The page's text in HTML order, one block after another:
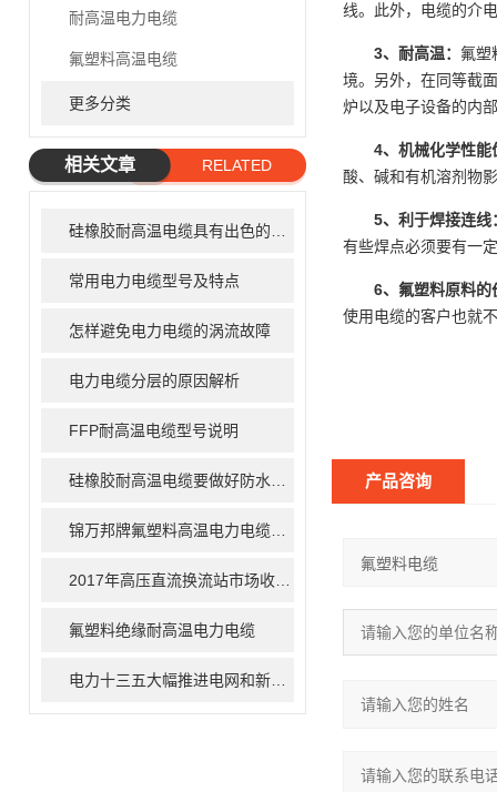
耐高温电力电缆
氟塑料高温电缆
更多分类
相关文章
RELATED
常用电力电缆型号及特点
怎样避免电力电缆的涡流故障
电力电缆分层的原因解析
FFP耐高温电缆型号说明
氟塑料绝缘耐高温电力电缆
线。此外，电缆的介
3、耐高温： 氟塑
境。另外，在同等截
炉以及电子设备的内
4、 机械化学性能
酸、碱和有机溶剂物
5、利于焊接连线
有些焊点必须要有一
6、氟塑料原料的
使用电缆的客户也就
产品咨询